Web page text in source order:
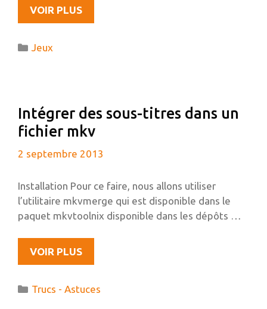
VOIR PLUSINSTALLER
DWARF
Catégories
Jeux
Intégrer des sous-titres dans un
fichier mkv
2 septembre 2013
Installation Pour ce faire, nous allons utiliser
l’utilitaire mkvmerge qui est disponible dans le
paquet mkvtoolnix disponible dans les dépôts …
VOIR PLUSINTÉGRER
DES
TITRES
Catégories
Trucs - Astuces